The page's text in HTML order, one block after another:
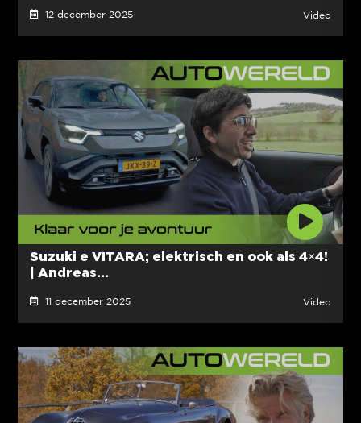
12 december 2025 Video
Suzuki e VITARA; elektrisch en ook als 4×4!
| Andreas...
11 december 2025 Video